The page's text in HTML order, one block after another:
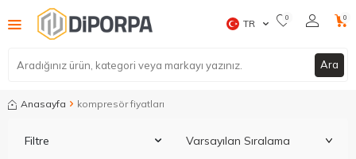
Ara
TR 0 0
Anasayfa kompresör fiyatları
Filtre